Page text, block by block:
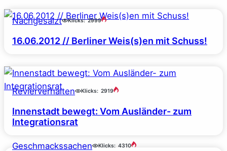
Nachgesalzt Klicks: 2999
16.06.2012 // Berliner Weis(s)en mit Schuss!
Revierverhalten Klicks: 2919
Innenstadt bewegt: Vom Ausländer- zum
Integrationsrat
Geschmackssachen Klicks: 4310